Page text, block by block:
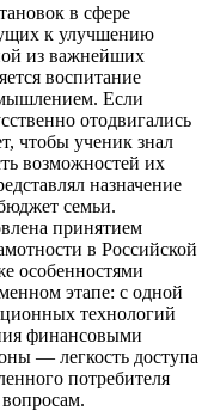
в сфере
к улучшению
из важнейших
воспитание
Если
отодвигались
чтобы ученик знал
возможностей их
назначение
семьи.
принятием
в Российской
особенностями
этапе: с одной
технологий
финансовыми
— легкость доступа
потребителя